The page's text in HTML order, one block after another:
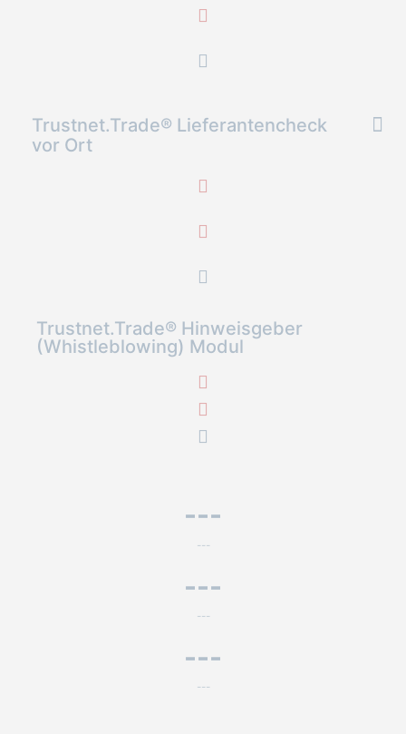
Trustnet.Trade® Lieferantencheck
vor Ort
Trustnet.Trade® Hinweisgeber
(Whistleblowing) Modul
---
---
---
---
---
---